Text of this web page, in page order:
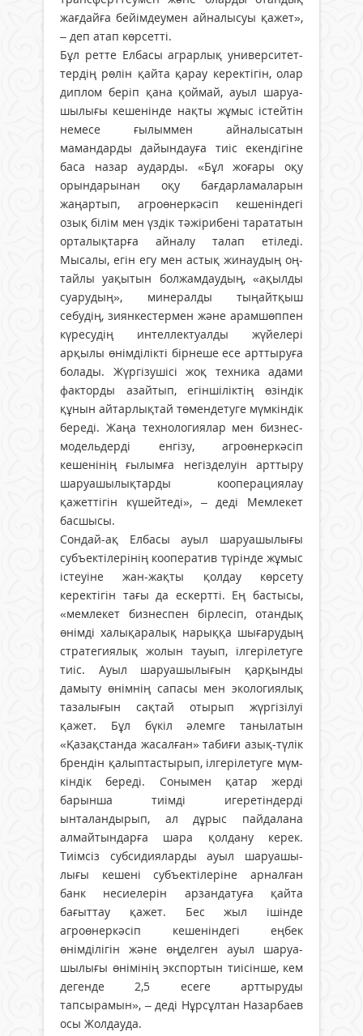
жағдайға бейімдеумен айналысуы қажет»,
– деп атап көрсетті.
Бұл ретте Елбасы аграрлық университет­
тердің рөлін қайта қарау керектігін, олар
диплом беріп қана қоймай, ауыл шаруа­
шылығы кешенінде нақты жұмыс істейтін
немесе ғылыммен айналысатын
мамандарды дайындауға тиіс екендігіне
баса назар ау­дарды. «Бұл жоғары оқу
орындарынан оқу бағдарламаларын
жаңартып, агроөнеркәсіп кешеніндегі
озық білім мен үздік тәжірибені тарататын
орталықтарға айналу талап етіледі.
Мысалы, егін егу мен астық жинаудың оң­
тайлы уақытын болжамдаудың, «ақылды
суарудың», минералды тыңайтқыш
себудің, зиянкестермен және арамшөппен
күресудің интеллектуалды жүйелері
арқылы өнімділікті бірнеше есе арттыруға
болады. Жүргізушісі жоқ техника адами
факторды азайтып, егін­шіліктің өзіндік
құнын айтарлықтай төмен­детуге мүмкіндік
береді. Жаңа техноло­гиялар мен бизнес-
модельдерді енгізу, агро­өнеркәсіп
кешенінің ғылымға негізделуін арттыру
шаруашылықтарды кооперациялау
қажеттігін күшейтеді», – деді Мемлекет
басшысы.
Сондай-ақ Елбасы ауыл шаруашылығы
субъектілерінің кооператив түрінде жұмыс
істеуіне жан-жақты қолдау көрсету
керектігін тағы да ескертті. Ең бастысы,
«мемлекет бизнеспен бірлесіп, отандық
өнімді халық­аралық нарыққа шығарудың
стратегиялық жолын тауып, ілгерілетуге
тиіс. Ауыл шаруа­шылығын қарқынды
дамыту өнімнің сапасы мен экологиялық
тазалығын сақтай отырып жүргізілуі
қажет. Бұл бүкіл әлемге танылатын
«Қазақстанда жасалған» табиғи азық-түлік
брендін қалыптастырып, ілгерілетуге мүм­
кіндік береді. Сонымен қатар жерді
барынша тиімді игеретіндерді
ынталандырып, ал дұрыс пайдалана
алмайтындарға шара қолдану керек.
Тиімсіз субсидияларды ауыл шаруашы­
лығы кешені субъектілеріне арналған
банк несиелерін арзандатуға қайта
бағыттау қажет. Бес жыл ішінде
агроөнеркәсіп кешеніндегі еңбек
өнімділігін және өңделген ауыл шаруа­
шылығы өнімінің экспортын тиісінше, кем
дегенде 2,5 есеге арттыруды
тапсырамын», – деді Нұрсұлтан Назарбаев
осы Жолдауда.